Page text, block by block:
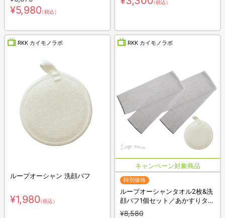
¥5,980（税込）
（税込）
RKK カイモノラボ
ループオーシャン 洗顔パフ
¥1,980（税込）
RKK カイモノラボ
特別価格
ループオーシャンタオル2枚&洗
顔パフ1個セット／あかすりタオ
ル
¥8,580